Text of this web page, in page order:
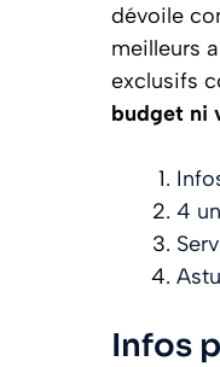
dévoile
meilleurs
exclusifs
budget ni
4
Infos